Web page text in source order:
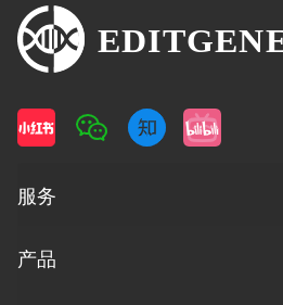
服务
产品